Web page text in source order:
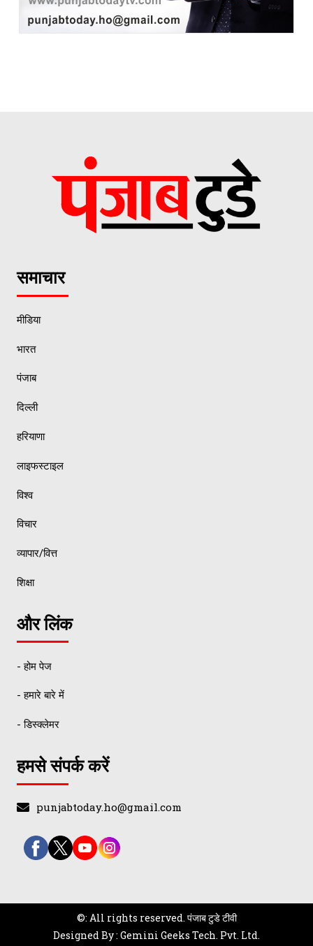
समाचार
मीडिया
भारत
पंजाब
दिल्ली
हरियाणा
लाइफस्टाइल
विश्व
विचार
व्यापार/वित्त
शिक्षा
और लिंक
- होम पेज
- हमारे बारे में
- डिस्क्लेमर
हमसे संपर्क करें
punjabtoday.ho@gmail.com
©: All rights reserved. पंजाब टुडे टीवी
Designed By : Gemini Geeks Tech. Pvt. Ltd.